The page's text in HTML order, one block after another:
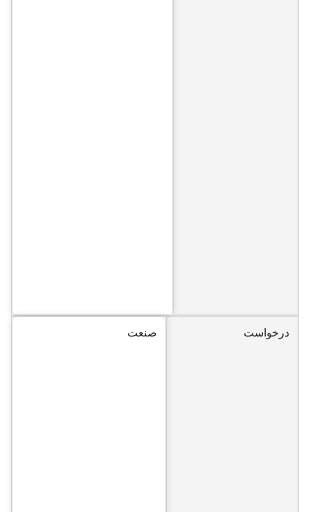
درخواست صنعت